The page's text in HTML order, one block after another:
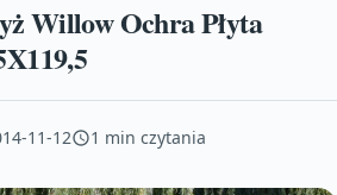
Willow Ochra Płyta
11-12 1 min czytania